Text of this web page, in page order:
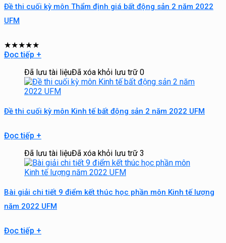
Đề thi cuối kỳ môn Thẩm định giá bất động sản 2 năm 2022
UFM
★★★★★
Đọc tiếp +
Đã lưu tài liệuĐã xóa khỏi lưu trữ 0
Đề thi cuối kỳ môn Kinh tế bất động sản 2 năm 2022 UFM
Đọc tiếp +
Đã lưu tài liệuĐã xóa khỏi lưu trữ 3
Bài giải chi tiết 9 điểm kết thúc học phần môn Kinh tế lượng
năm 2022 UFM
Đọc tiếp +